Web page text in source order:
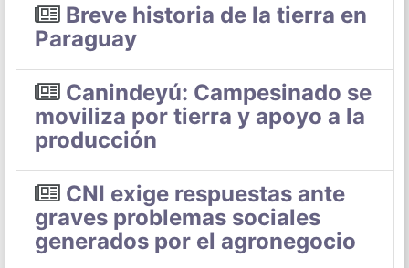
Breve historia de la tierra en
Paraguay
Canindeyú: Campesinado se
moviliza por tierra y apoyo a la
producción
CNI exige respuestas ante
graves problemas sociales
generados por el agronegocio